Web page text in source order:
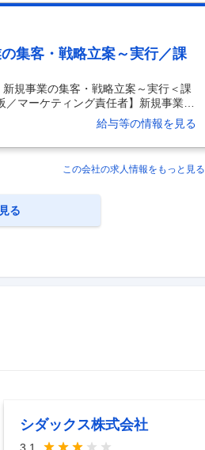
集客・戦略立案～実行／課
規事業の集客・戦略立案～実行＜課
マーケティング責任者】新規事業の
計＞ 【具体的な仕事内容】 ■業務内
ト業界を牽引する当社の、マーケテ
事業において、集客モデルを再構築
を築いていただきます。 経営陣と連
給与等の情報を見る
この会社の求人情報をもっと見る
る
シダックス株式会社